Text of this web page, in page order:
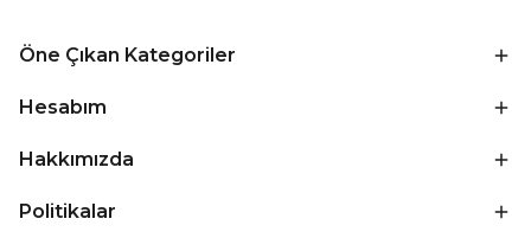
Öne Çıkan Kategoriler
Hesabım
Hakkımızda
Politikalar